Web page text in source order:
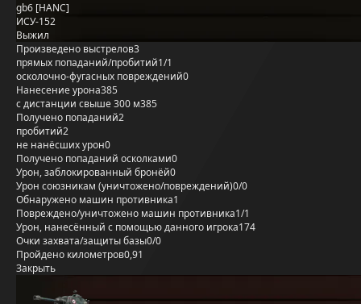
gb6 [HANC]
ИСУ-152
Выжил
Произведено выстрелов3
прямых попаданий/пробитий1/1
осколочно-фугасных повреждений0
Нанесение урона385
с дистанции свыше 300 м385
Получено попаданий2
пробитий2
не нанёсших урон0
Получено попаданий осколками0
Урон, заблокированный бронёй0
Урон союзникам (уничтожено/повреждений)0/0
Обнаружено машин противника1
Повреждено/уничтожено машин противника1/1
Урон, нанесённый с помощью данного игрока174
Очки захвата/защиты базы0/0
Пройдено километров0,91
Закрыть